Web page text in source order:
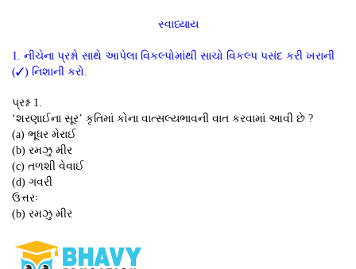
સ્વાધ્યાય
1. નીચેના પ્રશ્નો સાથે આપેલા વિકલ્પોમાંથી સાચો વિકલ્પ પસંદ કરી ખરાની
(✓) નિશાની કરો.
પ્રશ્ન 1.
‘શરણાઈના સૂર’ કૃતિમાં કોના વાત્સલ્યભાવની વાત કરવામાં આવી છે ?
(a) ભૂધર મેરાઈ
(b) રમઝુ મીર
(c) તળશી વેવાઈ
(d) ગવરી
ઉત્તરઃ
(b) રમઝુ મીર